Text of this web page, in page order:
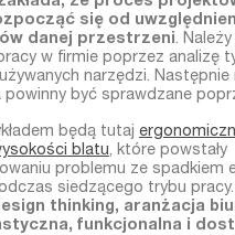
się od
danej przestrzeni.
w firmie poprzez analizę
narzędzi. Następnie
powinny być sprawdzane
będą tutaj
blatu, które powstały
problemu ze spadkiem
siedzącego trybu pracy.
thinking, aranżacja
funkcjonalna i